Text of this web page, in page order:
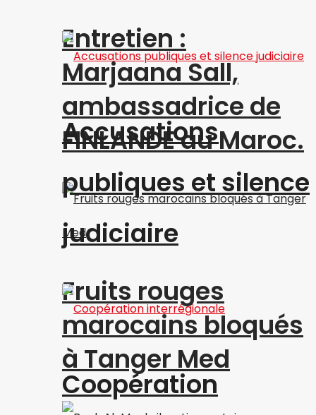
Entretien :
Marjaana Sall,
ambassadrice de
FINLANDE au Maroc.
Fruits rouges
marocains bloqués
à Tanger Med
Accusations
publiques et silence
judiciaire
Coopération